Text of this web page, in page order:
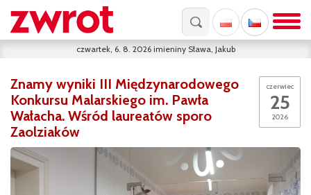
czwartek, 6. 8. 2026 imieniny Sława, Jakub
czerwiec
25
2026
Znamy wyniki III Międzynarodowego
Konkursu Malarskiego im. Pawła
Wałacha. Wśród laureatów sporo
Zaolziaków